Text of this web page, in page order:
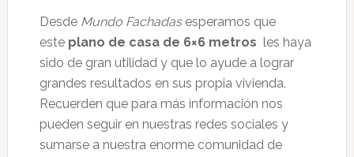
Desde Mundo Fachadasesperamos que
este plano de casa de 6×6 metros les haya
sido de gran utilidad y que lo ayude a lograr
grandes resultados en sus propia vivienda.
Recuerden que para más información nos
pueden seguir en nuestras redes sociales y
sumarse a nuestra enorme comunidad de